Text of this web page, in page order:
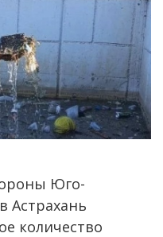
Юго-
Астрахань
количество